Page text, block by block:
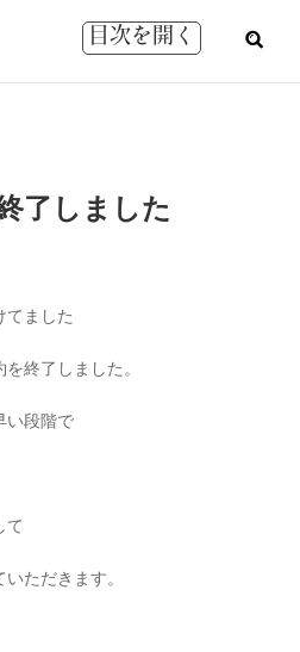
目次を開く
了しました
てました
終了しました。
い段階で
て
ただきます。